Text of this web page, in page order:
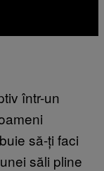
într-un
să-ți faci
săli pline